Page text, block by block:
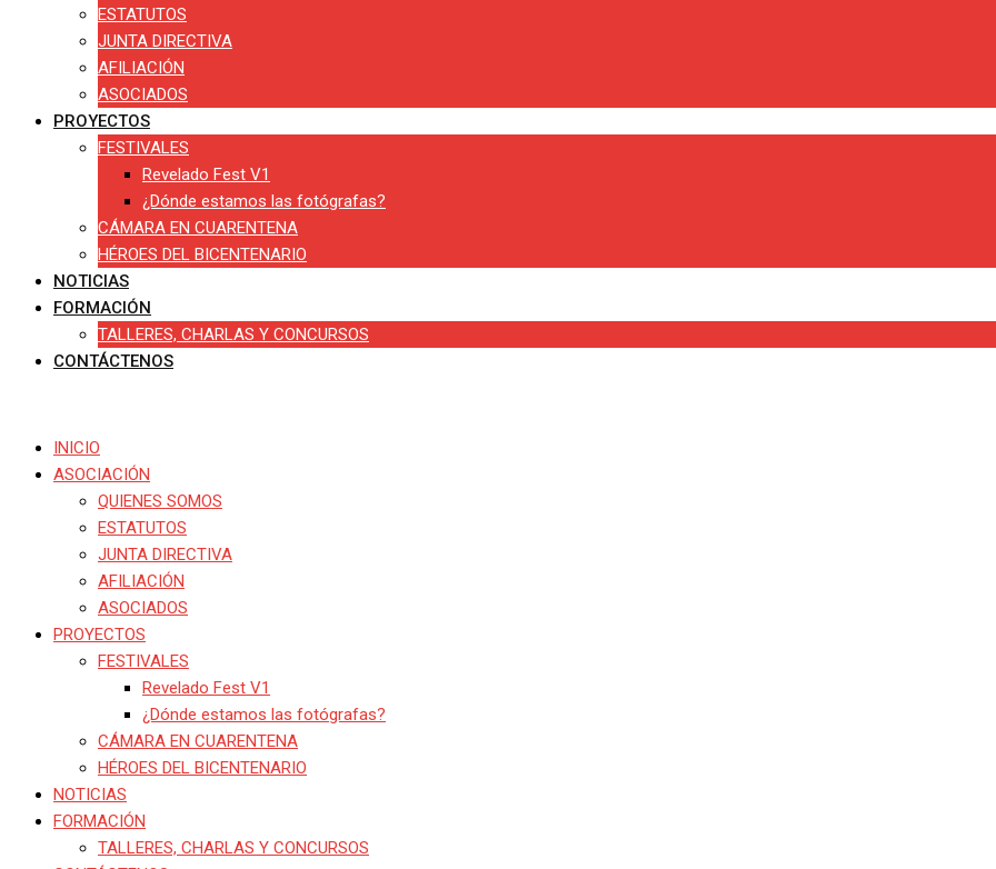
ESTATUTOS
JUNTA DIRECTIVA
AFILIACIÓN
ASOCIADOS
PROYECTOS
FESTIVALES
Revelado Fest V1
¿Dónde estamos las fotógrafas?
CÁMARA EN CUARENTENA
HÉROES DEL BICENTENARIO
NOTICIAS
FORMACIÓN
TALLERES, CHARLAS Y CONCURSOS
CONTÁCTENOS
INICIO
ASOCIACIÓN
QUIENES SOMOS
ESTATUTOS
JUNTA DIRECTIVA
AFILIACIÓN
ASOCIADOS
PROYECTOS
FESTIVALES
Revelado Fest V1
¿Dónde estamos las fotógrafas?
CÁMARA EN CUARENTENA
HÉROES DEL BICENTENARIO
NOTICIAS
FORMACIÓN
TALLERES, CHARLAS Y CONCURSOS